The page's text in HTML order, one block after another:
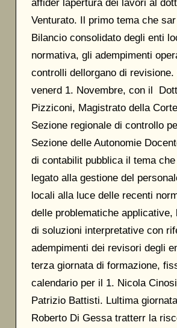
affider lapertura dei lavori al
Venturato. Il primo tema che
Bilancio consolidato degli enti
normativa, gli adempimenti
controlli dellorgano di
venerd 1. Novembre, con il
Pizziconi, Magistrato della
Sezione regionale di controllo
Sezione delle Autonomie
di contabilit pubblica il tema
legato alla gestione del
locali alla luce delle recenti
delle problematiche applicative,
di soluzioni interpretative con
adempimenti dei revisori degli
terza giornata di formazione,
calendario per il 1. Nicola
Patrizio Battisti. Lultima
Roberto Di Gessa tratterr la